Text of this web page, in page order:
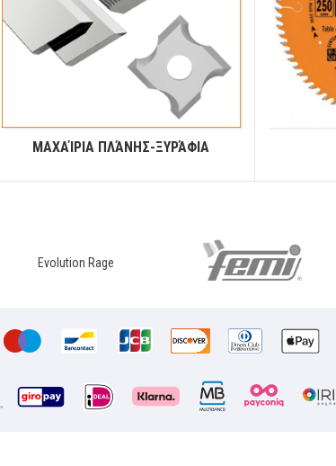
ΜΑΧΑΊΡΙΑ ΠΛΆΝΗΣ-ΞΥΡΆΦΙΑ
Evolution Rage